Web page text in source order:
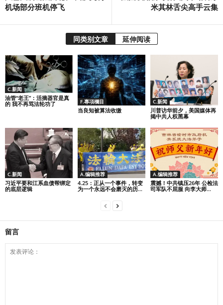
机场部分班机停飞
米其林舌尖高手云集
同类别文章 延伸阅读
C.新闻
油管“老王”：活摘器官是真
的 我不再骂法轮功了
F.專項欄目
当良知被算法收缴
C.新闻
川普访华前夕，美国媒体再
揭中共人权黑幕
C.新闻
习近平要和江系血债帮绑定
的底层逻辑
A.编辑推荐
4.25：正从一个事件，转变
为一个永远不会磨灭的历...
A.编辑推荐
震撼！中共镇压26年 公检法
司军队不屈服 向李大师...
留言